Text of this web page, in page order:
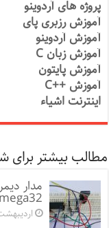
پروژه های آردوینو
آموزش رزبری پای
آموزش آردوینو
آموزش زبان C
آموزش پایتون
آموزش ++C
اینترنت اشیاء
مطالب بیشتر برای
اردیبهشت 20,